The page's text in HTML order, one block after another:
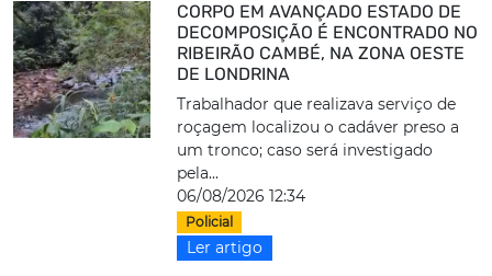
CORPO EM AVANÇADO ESTADO DE
DECOMPOSIÇÃO É ENCONTRADO NO
RIBEIRÃO CAMBÉ, NA ZONA OESTE
DE LONDRINA
Trabalhador que realizava serviço de
roçagem localizou o cadáver preso a
um tronco; caso será investigado
pela...
06/08/2026 12:34
Policial
Ler artigo